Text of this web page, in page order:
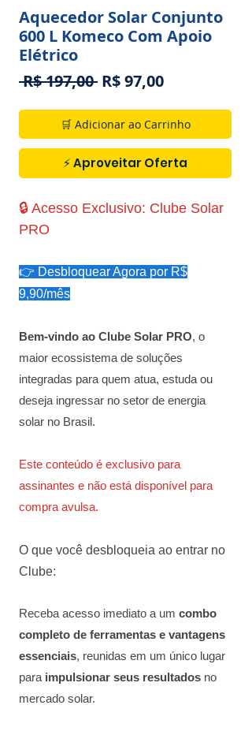
Aquecedor Solar Conjunto
600 L Komeco Com Apoio
Elétrico
R$ 197,00 Preço
R$ 97,00Preço
🛒 Adicionar ao Carrinho
⚡ Aproveitar Oferta
🔒 Acesso Exclusivo: Clube Solar
PRO
👉 Desbloquear Agora por R$
9,90/mês
Bem-vindo ao Clube Solar PRO, o
maior ecossistema de soluções
integradas para quem atua, estuda ou
deseja ingressar no setor de energia
solar no Brasil.
Este conteúdo é exclusivo para
assinantes e não está disponível para
compra avulsa.
O que você desbloqueia ao entrar no
Clube:
Receba acesso imediato a um combo
completo de ferramentas e vantagens
essenciais, reunidas em um único lugar
para impulsionar seus resultados no
mercado solar.